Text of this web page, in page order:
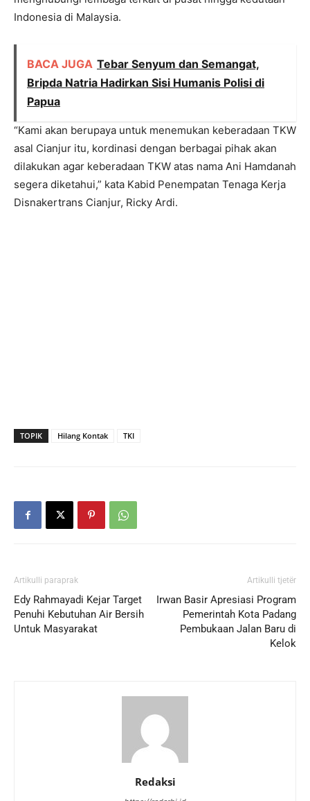
Indonesia di Malaysia.
BACA JUGA Tebar Senyum dan Semangat,
Bripda Natria Hadirkan Sisi Humanis Polisi di
Papua
“Kami akan berupaya untuk menemukan keberadaan TKW
asal Cianjur itu, kordinasi dengan berbagai pihak akan
dilakukan agar keberadaan TKW atas nama Ani Hamdanah
segera diketahui,” kata Kabid Penempatan Tenaga Kerja
Disnakertrans Cianjur, Ricky Ardi.
TOPIK Hilang Kontak TKI
Artikulli paraprak
Edy Rahmayadi Kejar Target
Penuhi Kebutuhan Air Bersih
Untuk Masyarakat
Artikulli tjetër
Irwan Basir Apresiasi Program
Pemerintah Kota Padang
Pembukaan Jalan Baru di
Kelok
Redaksi